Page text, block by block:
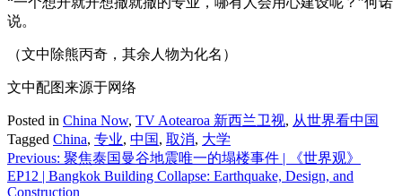
说。
（文中除熊丙奇，其余人物为化名）
文中配图来源于网络
Posted in China Now, TV Aotearoa 新西兰卫视, 从世界看中国
Tagged China, 专业, 中国, 取消, 大学
Post
navigation
Previous: 聚焦泰国曼谷地震唯一的塌楼事件 | 《世界观》
EP12 | Bangkok Building Collapse: Earthquake, Design, and
Construction